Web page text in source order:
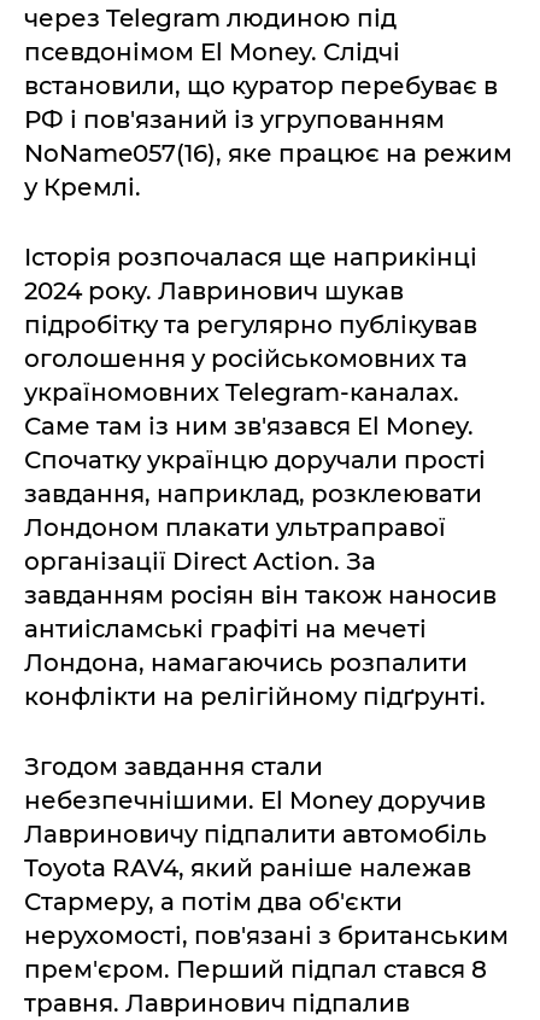
через Telegram людиною під
псевдонімом El Money. Слідчі
встановили, що куратор перебуває в
РФ і пов'язаний із угрупованням
NoName057(16), яке працює на режим
у Кремлі.
Історія розпочалася ще наприкінці
2024 року. Лавринович шукав
підробітку та регулярно публікував
оголошення у російськомовних та
україномовних Telegram-каналах.
Саме там із ним зв'язався El Money.
Спочатку українцю доручали прості
завдання, наприклад, розклеювати
Лондоном плакати ультраправої
організації Direct Action. За
завданням росіян він також наносив
антиісламські графіті на мечеті
Лондона, намагаючись розпалити
конфлікти на релігійному підґрунті.
Згодом завдання стали
небезпечнішими. El Money доручив
Лавриновичу підпалити автомобіль
Toyota RAV4, який раніше належав
Стармеру, а потім два об'єкти
нерухомості, пов'язані з британським
прем'єром. Перший підпал стався 8
травня. Лавринович підпалив